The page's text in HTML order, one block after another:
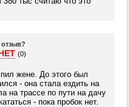
(0)
жене. До этого был
- она стала ездить на
на трассе по пути на дачу
- пока пробок нет.